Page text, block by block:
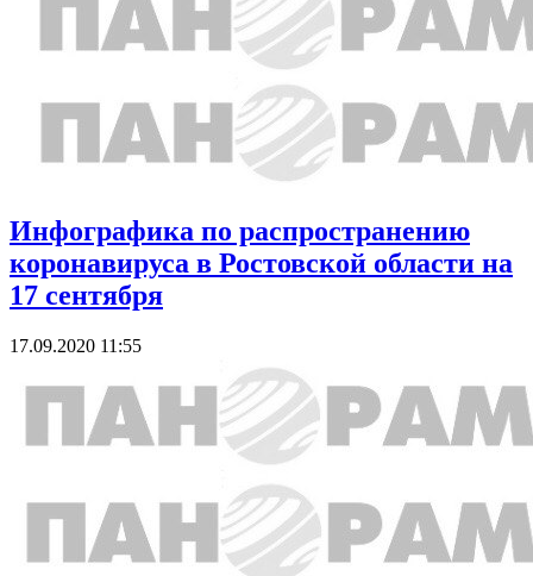
Инфографика по распространению
коронавируса в Ростовской области на
17 сентября
17.09.2020 11:55